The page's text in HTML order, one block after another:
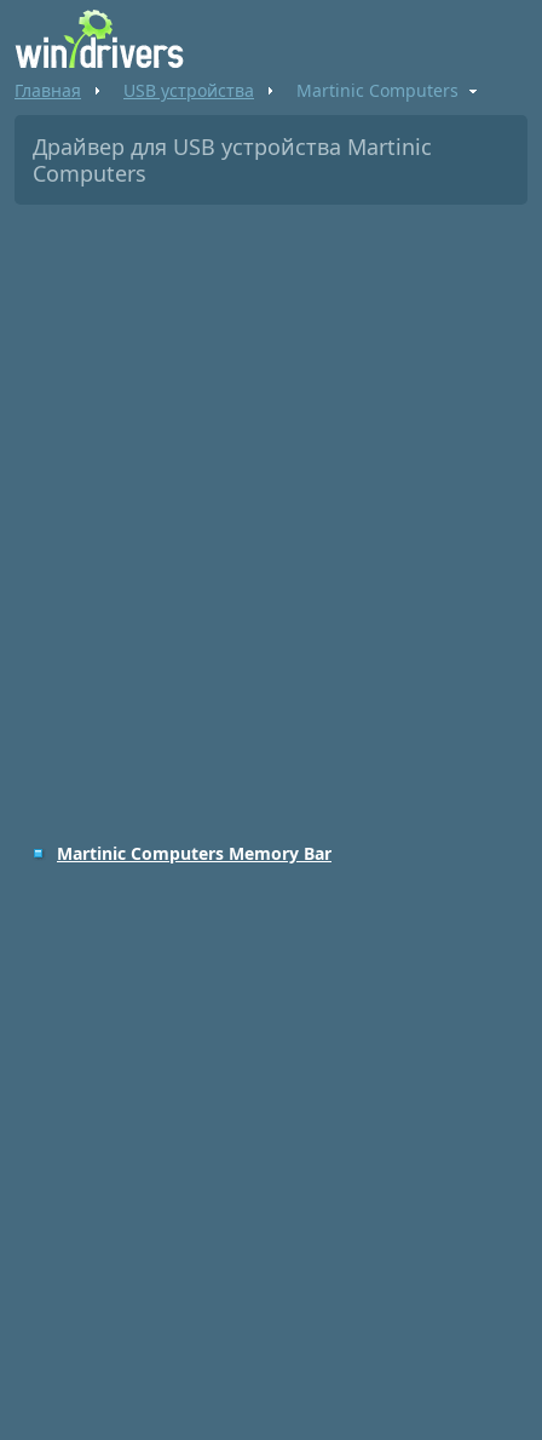
Главная USB устройства Martinic Computers
Драйвер для USB устройства Martinic
Computers
Martinic Computers Memory Bar